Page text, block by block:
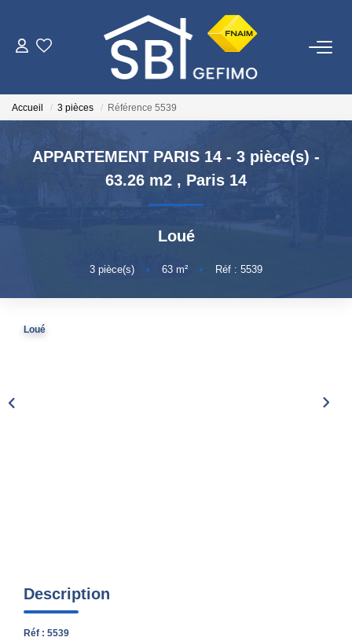
ACHETER
ESTIMER
NOTRE AGENCE
Accueil 3 pièces Référence 5539
APPARTEMENT PARIS 14 - 3 pièce(s) -
63.26 m2 , Paris 14
Loué
3 pièce(s) • 63 m² • Réf : 5539
Loué
Description
Réf : 5539